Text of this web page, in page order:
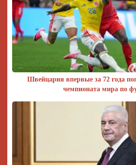
Швейцария впервые за 72 года
чемпионата мира по